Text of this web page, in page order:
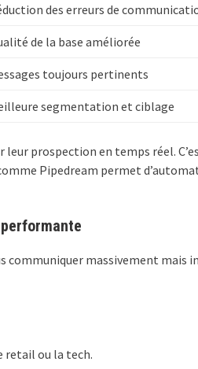
des erreurs de
de la base améliorée
toujours pertinents
segmentation et ciblage
prospection en temps réel.
Pipedream permet
communiquer massivement mais
retail ou la tech.